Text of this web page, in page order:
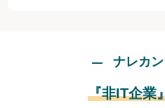
ナレカ
『非IT企業